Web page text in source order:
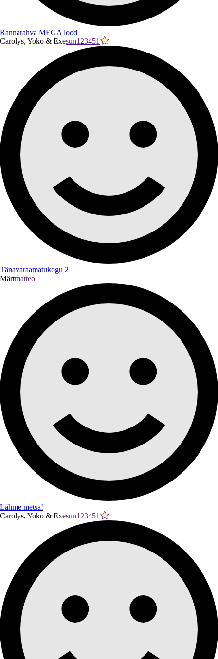
Rannarahva MEGA lood
Carolys, Yoko & Exesun123451
Tänavaraamatukogu 2
Märtmatteo
Lähme metsa!
Carolys, Yoko & Exesun123451